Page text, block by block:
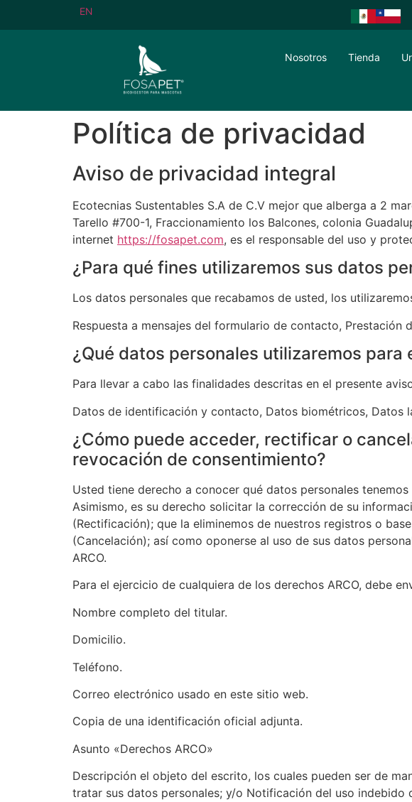
EN
Nosotros Tienda
Política de privacidad
Aviso de privacidad integral
Ecotecnias Sustentables S.A de C.V mejor que alberga a 2
Tarello #700-1, Fraccionamiento los Balcones, colonia
internet https://fosapet.com, es el responsable del uso y
¿Para qué fines utilizaremos sus datos
Los datos personales que recabamos de usted, los
Respuesta a mensajes del formulario de contacto,
¿Qué datos personales utilizaremos para
Para llevar a cabo las finalidades descritas en el presente
Datos de identificación y contacto, Datos biométricos, Datos
¿Cómo puede acceder, rectificar o
revocación de consentimiento?
Usted tiene derecho a conocer qué datos personales
Asimismo, es su derecho solicitar la corrección de su
(Rectificación); que la eliminemos de nuestros registros o
(Cancelación); así como oponerse al uso de sus datos
ARCO.
Para el ejercicio de cualquiera de los derechos ARCO, debe
Nombre completo del titular.
Domicilio.
Teléfono.
Correo electrónico usado en este sitio web.
Copia de una identificación oficial adjunta.
Asunto «Derechos ARCO»
Descripción el objeto del escrito, los cuales pueden ser de
tratar sus datos personales; y/o Notificación del uso indebido